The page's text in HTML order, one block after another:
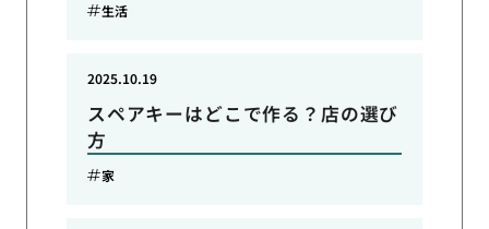
生活
スペアキーはどこで作る？店の選び
方
2025.10.19
家